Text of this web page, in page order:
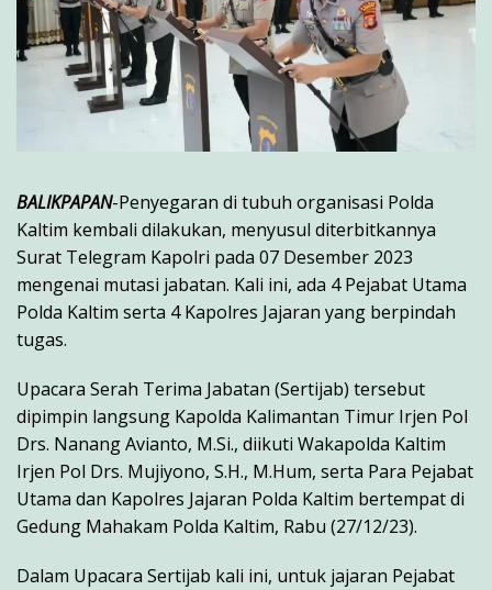
BALIKPAPAN-Penyegaran di tubuh organisasi Polda
Kaltim kembali dilakukan, menyusul diterbitkannya
Surat Telegram Kapolri pada 07 Desember 2023
mengenai mutasi jabatan. Kali ini, ada 4 Pejabat Utama
Polda Kaltim serta 4 Kapolres Jajaran yang berpindah
tugas.
Upacara Serah Terima Jabatan (Sertijab) tersebut
dipimpin langsung Kapolda Kalimantan Timur Irjen Pol
Drs. Nanang Avianto, M.Si., diikuti Wakapolda Kaltim
Irjen Pol Drs. Mujiyono, S.H., M.Hum, serta Para Pejabat
Utama dan Kapolres Jajaran Polda Kaltim bertempat di
Gedung Mahakam Polda Kaltim, Rabu (27/12/23).
Dalam Upacara Sertijab kali ini, untuk jajaran Pejabat